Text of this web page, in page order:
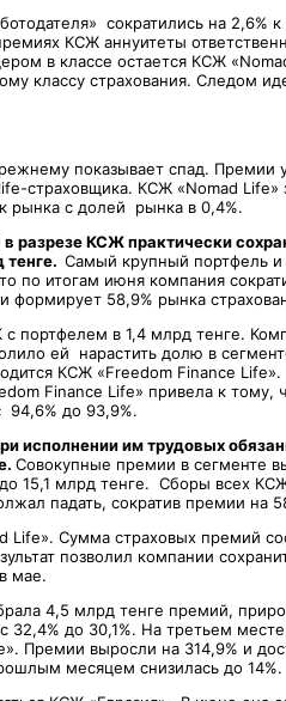
сократились на 2,6%
КСЖ аннуитеты
в классе остается КСЖ
классу страхования. Следом
показывает спад. Премии
страховщика. КСЖ «Nomad Life»
рынка с долей рынка в 0,4%.
разрезе КСЖ практически
тенге. Самый крупный портфель и
по итогам июня компания
формирует 58,9% рынка
портфелем в 1,4 млрд тенге.
ей нарастить долю в
КСЖ «Freedom Finance
Finance Life» привела к тому,
94,6% до 93,9%.
исполнении им трудовых
Совокупные премии в сегменте
15,1 млрд тенге. Сборы всех
падать, сократив премии на
Сумма страховых премий
позволил компании
мае.
4,5 млрд тенге премий,
до 30,1%. На третьем
Премии выросли на 314,9% и
месяцем снизилась до 14%.